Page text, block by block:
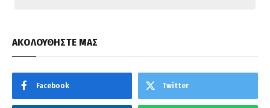
ΑΚΟΛΟΥΘΗΣΤΕ ΜΑΣ
Facebook Twitter